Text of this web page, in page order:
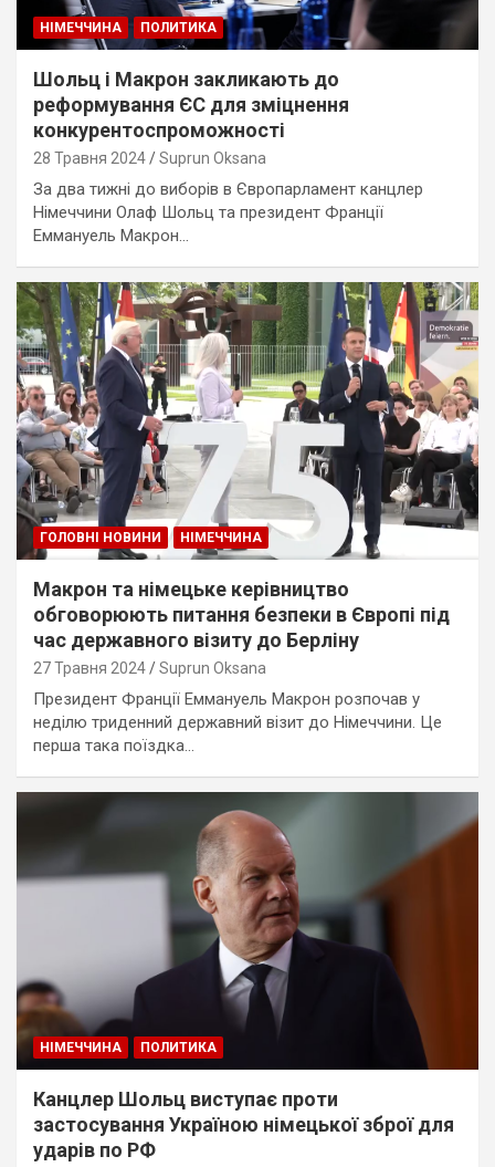
НІМЕЧЧИНА ПОЛИТИКА
Шольц і Макрон закликають до
реформування ЄС для зміцнення
конкурентоспроможності
28 Травня 2024 Suprun Oksana
За два тижні до виборів в Європарламент канцлер
Німеччини Олаф Шольц та президент Франції
Еммануель Макрон…
ГОЛОВНІ НОВИНИ НІМЕЧЧИНА
Макрон та німецьке керівництво
обговорюють питання безпеки в Європі під
час державного візиту до Берліну
27 Травня 2024 Suprun Oksana
Президент Франції Еммануель Макрон розпочав у
неділю триденний державний візит до Німеччини. Це
перша така поїздка…
НІМЕЧЧИНА ПОЛИТИКА
Канцлер Шольц виступає проти
застосування Україною німецької зброї для
ударів по РФ